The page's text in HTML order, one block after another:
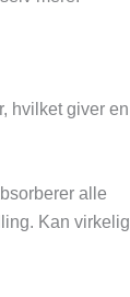
hvilket giver en
alle
Kan virkelig